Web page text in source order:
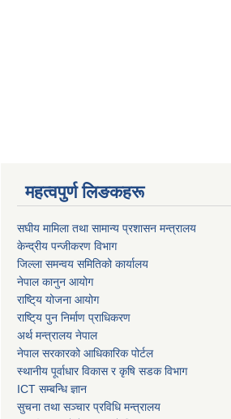
महत्वपुर्ण लिङकहरू
स‌घीय मामिला तथा सामान्य प्रशासन मन्त्रालय
केन्द्रीय पन्जीकरण विभाग
जिल्ला समन्वय समितिको कार्यालय
नेपाल कानुन आयोग
राष्टि्य योजना आयोग
राष्टि्य पुन निर्माण प्राधिकरण
अर्थ मन्त्रालय नेपाल
नेपाल सरकारको आधिकारिक पोर्टल
स्थानीय पूर्वाधार विकास र कृषि सडक विभाग
ICT सम्बन्धि ज्ञान
सुचना तथा सञ्चार प्रविधि मन्त्रालय